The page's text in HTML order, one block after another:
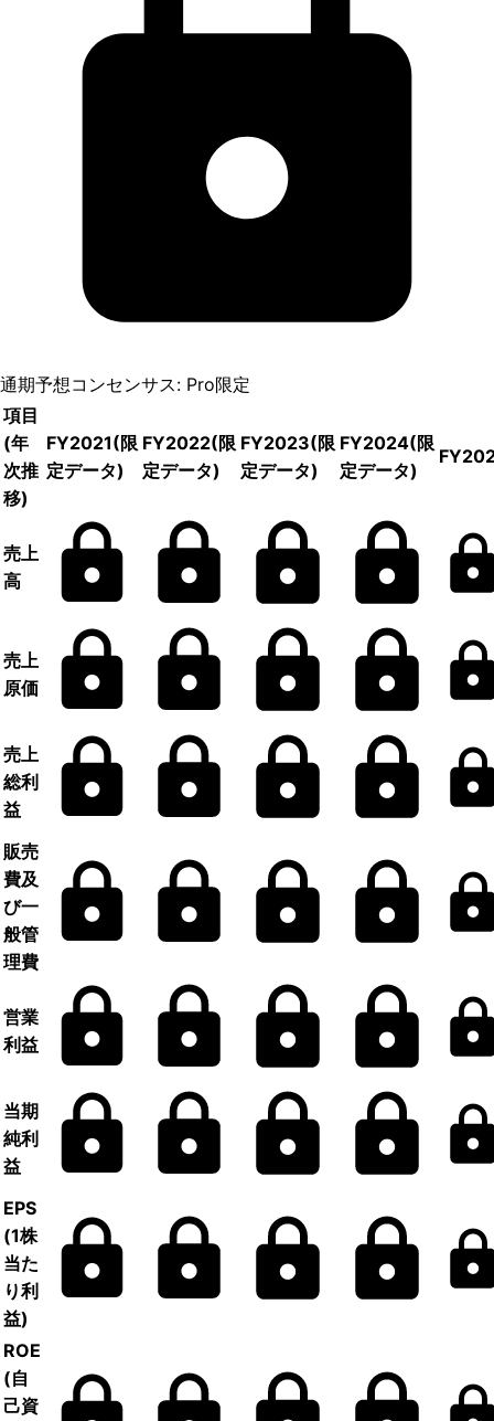
通期予想コンセンサス: Pro限定
項目
(年
次推
移)
FY2021(限
定データ)
FY2022(限
定データ)
FY2023(限
定データ)
FY2024(限
定データ)
売上
高
売上
原価
売上
総利
益
販売
費及
び一
般管
理費
営業
利益
当期
純利
益
EPS
(1株
当た
り利
益)
ROE
(自
己資